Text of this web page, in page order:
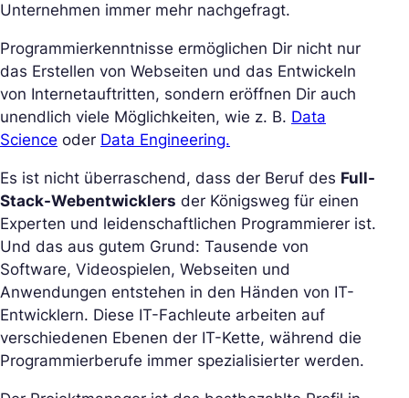
Unternehmen immer mehr nachgefragt.
Programmierkenntnisse ermöglichen Dir nicht nur
das Erstellen von Webseiten und das Entwickeln
von Internetauftritten, sondern eröffnen Dir auch
unendlich viele Möglichkeiten, wie z. B. Data
Science oder Data Engineering.
Es ist nicht überraschend, dass der Beruf des Full-
Stack-Webentwicklers der Königsweg für einen
Experten und leidenschaftlichen Programmierer ist.
Und das aus gutem Grund: Tausende von
Software, Videospielen, Webseiten und
Anwendungen entstehen in den Händen von IT-
Entwicklern. Diese IT-Fachleute arbeiten auf
verschiedenen Ebenen der IT-Kette, während die
Programmierberufe immer spezialisierter werden.